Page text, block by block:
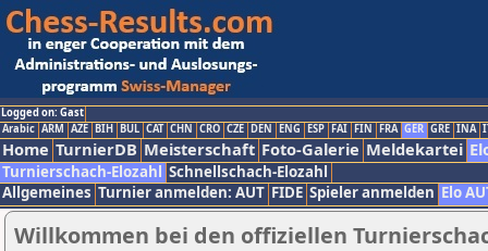
Logged on: Gast
Arabic ARM AZE BIH BUL CAT CHN CRO CZE DEN ENG ESP FAI FIN FRA GER GRE INA
Home TurnierDB Meisterschaft Foto-Galerie Meldekartei
Turnierschach-Elozahl Schnellschach-Elozahl
Allgemeines Turnier anmelden: AUT FIDE Spieler anmelden Elo
Willkommen bei den offiziellen